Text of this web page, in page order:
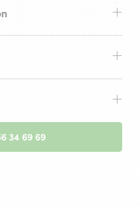
34 69 69